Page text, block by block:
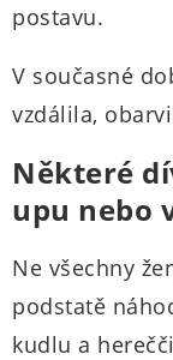
postavu.
V současné
vzdálila,
Některé
upu nebo
Ne všechny
podstatě
kudlu a